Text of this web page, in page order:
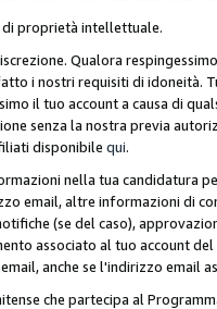
proprietà intellettuale.
Qualora
i nostri requisiti di idoneità.
il tuo account a causa di
senza la nostra previa
disponibile qui.
nella tua candidatura
email, altre informazioni di
(se del caso),
associato al tuo account
anche se l'indirizzo email
che partecipa al